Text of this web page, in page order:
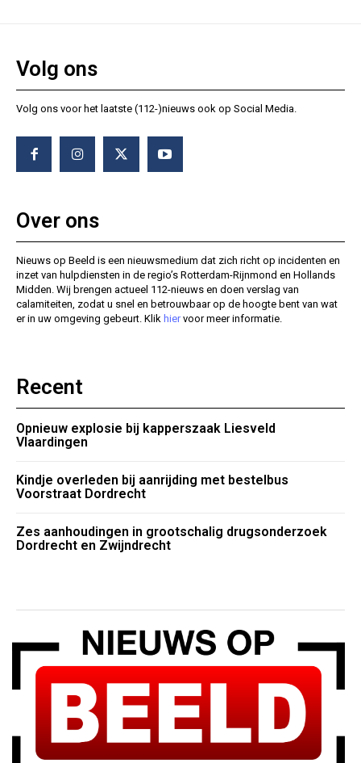
Volg ons
Volg ons voor het laatste (112-)nieuws ook op Social Media.
Over ons
Nieuws op Beeld is een nieuwsmedium dat zich richt op incidenten en
inzet van hulpdiensten in de regio’s Rotterdam-Rijnmond en Hollands
Midden. Wij brengen actueel 112-nieuws en doen verslag van
calamiteiten, zodat u snel en betrouwbaar op de hoogte bent van wat
er in uw omgeving gebeurt. Klik hiervoor meer informatie.
Recent
Opnieuw explosie bij kapperszaak Liesveld
Vlaardingen
Kindje overleden bij aanrijding met bestelbus
Voorstraat Dordrecht
Zes aanhoudingen in grootschalig drugsonderzoek
Dordrecht en Zwijndrecht